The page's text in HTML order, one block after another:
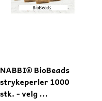
NABBI® BioBeads
strykeperler 1000
stk. - velg ...